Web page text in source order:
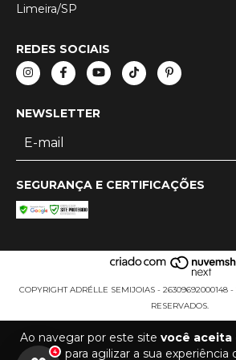
Ao navegar por este site você aceita
para agilizar a sua experiência
Limeira/SP
REDES SOCIAIS
NEWSLETTER
SEGURANÇA E CERTIFICAÇÕES
COPYRIGHT ADRÉLLE SEMIJOIAS - 26309692000148 -
RESERVADOS.
4